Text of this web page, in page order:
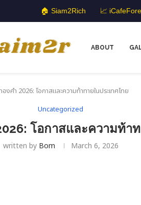
🏠 Siam2Rich 📈
ABOUT
งคำ 2026: โอกาสและความท้าทายในประเทศไทย
Uncategorized
โอกาสและความท้า
written by Bom March 6, 2026